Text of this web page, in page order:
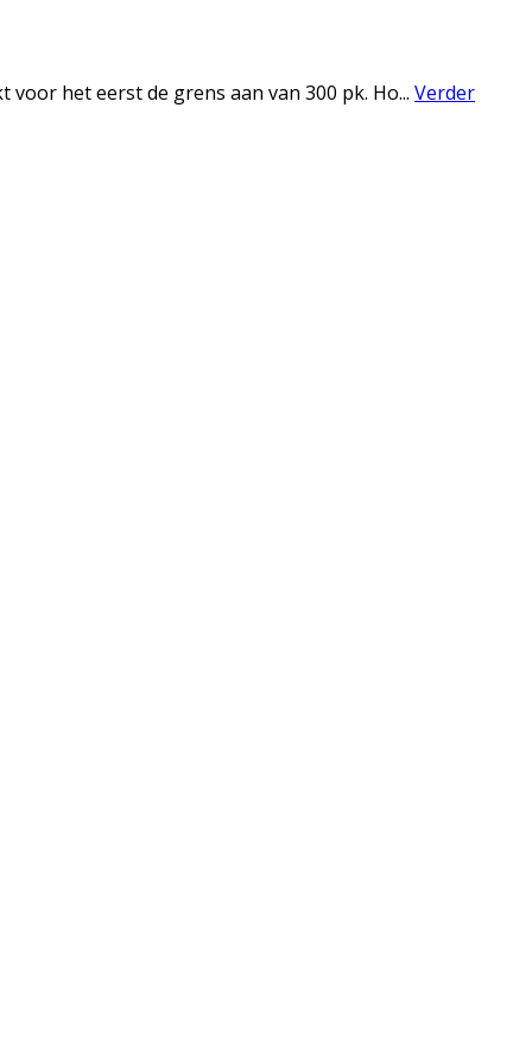
het eerst de grens aan van 300 pk. Ho... Verder